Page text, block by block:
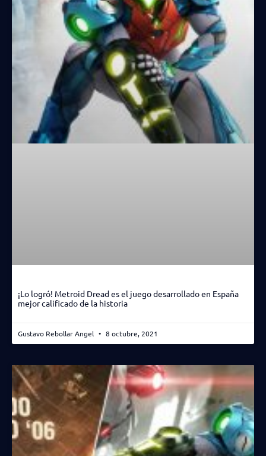
¡Lo logró! Metroid Dread es el juego desarrollado en España
mejor calificado de la historia
Gustavo Rebollar Angel 8 octubre, 2021